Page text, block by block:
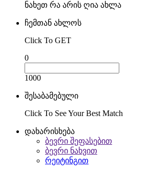
ნახეთ რა არის ღია ახლა
ჩემთან ახლოს
Click To GET
0
1000
შესაბამებული
Click To See Your Best Match
დახარისხება
ბევრი შეფასებით
ბევრი ნახვით
რეიტინგით